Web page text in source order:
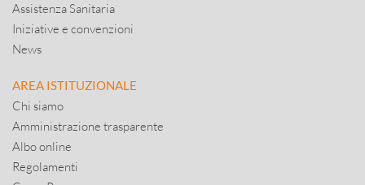
Assistenza Sanitaria
Iniziative e convenzioni
News
AREA ISTITUZIONALE
Chi siamo
Amministrazione trasparente
Albo online
Regolamenti